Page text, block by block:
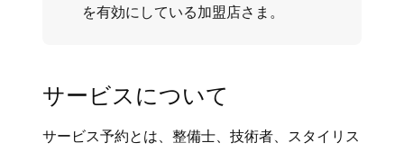
を有効にしている加盟店さま。
サービスについて
サービス予約とは、整備士、技術者、スタイリス